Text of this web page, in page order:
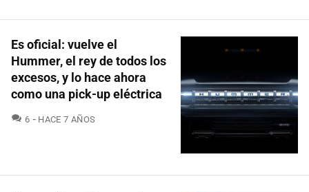
Es oficial: vuelve el
Hummer, el rey de todos los
excesos, y lo hace ahora
como una pick-up eléctrica
6 COMENTARIOS
HACE 7 AÑOS